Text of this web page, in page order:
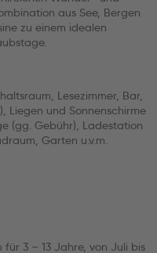
aus See, Bergen
zu einem idealen
Lesezimmer, Bar,
Liegen und Sonnenschirme
(gg. Gebühr), Ladestation
Garten u.v.m.
3 – 13 Jahre, von Juli bis